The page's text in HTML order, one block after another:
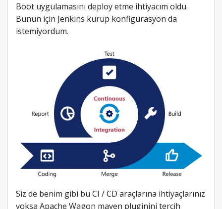
Boot uygulamasını deploy etme ihtiyacım oldu.
Bunun için Jenkins kurup konfigürasyon da
istemiyordum.
Siz de benim gibi bu CI / CD araçlarına ihtiyaçlarınız
yoksa Apache Wagon maven pluginini tercih